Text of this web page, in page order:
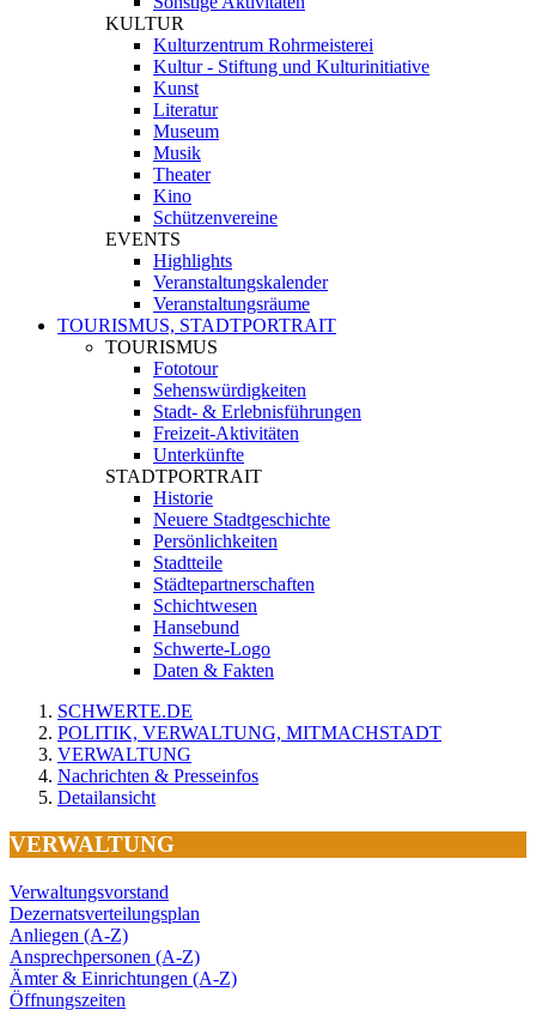
KULTUR
Kulturzentrum Rohrmeisterei
Kultur - Stiftung und Kulturinitiative
Kunst
Literatur
Museum
Musik
Theater
Kino
Schützenvereine
EVENTS
Highlights
Veranstaltungskalender
Veranstaltungsräume
TOURISMUS, STADTPORTRAIT
TOURISMUS
Fototour
Sehenswürdigkeiten
Stadt- & Erlebnisführungen
Freizeit-Aktivitäten
Unterkünfte
STADTPORTRAIT
Historie
Neuere Stadtgeschichte
Persönlichkeiten
Stadtteile
Städtepartnerschaften
Schichtwesen
Hansebund
Schwerte-Logo
Daten & Fakten
SCHWERTE.DE
POLITIK, VERWALTUNG, MITMACHSTADT
VERWALTUNG
Nachrichten & Presseinfos
Detailansicht
VERWALTUNG
Verwaltungsvorstand
Dezernatsverteilungsplan
Anliegen (A-Z)
Ansprechpersonen (A-Z)
Ämter & Einrichtungen (A-Z)
Öffnungszeiten